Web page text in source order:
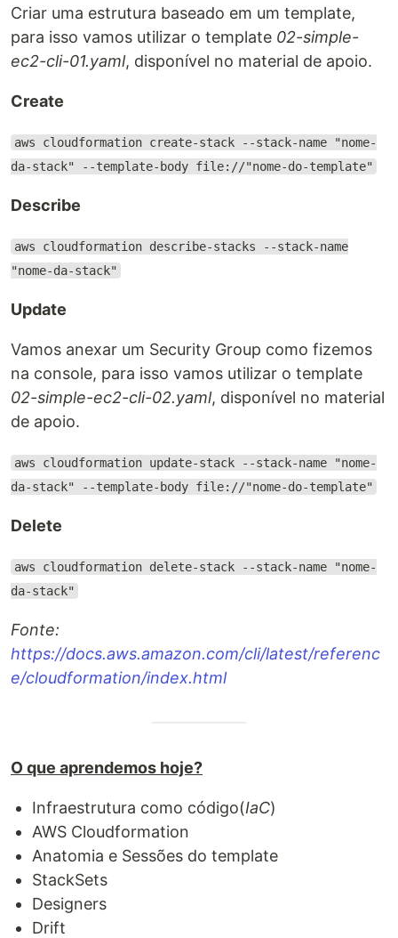
Criar uma estrutura baseado em um template,
para isso vamos utilizar o template 02-simple-
ec2-cli-01.yaml, disponível no material de apoio.
Create
aws cloudformation create-stack --stack-name "nome-
da-stack" --template-body file://"nome-do-template"
Describe
aws cloudformation describe-stacks --stack-name
"nome-da-stack"
Update
Vamos anexar um Security Group como fizemos
na console, para isso vamos utilizar o template
02-simple-ec2-cli-02.yaml, disponível no material
de apoio.
aws cloudformation update-stack --stack-name "nome-
da-stack" --template-body file://"nome-do-template"
Delete
aws cloudformation delete-stack --stack-name "nome-
da-stack"
Fonte:
https://docs.aws.amazon.com/cli/latest/referenc
e/cloudformation/index.html
O que aprendemos hoje?
Infraestrutura como código(IaC)
AWS Cloudformation
Anatomia e Sessões do template
StackSets
Designers
Drift